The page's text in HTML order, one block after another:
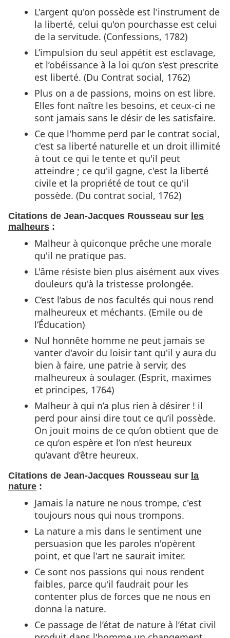
L'argent qu'on possède est l'instrument de
la liberté, celui qu'on pourchasse est celui
de la servitude. (Confessions, 1782)
L’impulsion du seul appétit est esclavage,
et l’obéissance à la loi qu’on s’est prescrite
est liberté. (Du Contrat social, 1762)
Plus on a de passions, moins on est libre.
Elles font naître les besoins, et ceux-ci ne
sont jamais sans le désir de les satisfaire.
Ce que l'homme perd par le contrat social,
c'est sa liberté naturelle et un droit illimité
à tout ce qui le tente et qu'il peut
atteindre ; ce qu'il gagne, c'est la liberté
civile et la propriété de tout ce qu'il
possède. (Du contrat social, 1762)
Citations de Jean-Jacques Rousseau sur les
malheurs :
Malheur à quiconque prêche une morale
qu'il ne pratique pas.
L'âme résiste bien plus aisément aux vives
douleurs qu'à la tristesse prolongée.
C‘est l‘abus de nos facultés qui nous rend
malheureux et méchants. (Emile ou de
l‘Éducation)
Nul honnête homme ne peut jamais se
vanter d'avoir du loisir tant qu'il y aura du
bien à faire, une patrie à servir, des
malheureux à soulager. (Esprit, maximes
et principes, 1764)
Malheur à qui n’a plus rien à désirer ! il
perd pour ainsi dire tout ce qu’il possède.
On jouit moins de ce qu’on obtient que de
ce qu’on espère et l’on n’est heureux
qu’avant d’être heureux.
Citations de Jean-Jacques Rousseau sur la
nature :
Jamais la nature ne nous trompe, c'est
toujours nous qui nous trompons.
La nature a mis dans le sentiment une
persuasion que les paroles n'opèrent
point, et que l'art ne saurait imiter.
Ce sont nos passions qui nous rendent
faibles, parce qu'il faudrait pour les
contenter plus de forces que ne nous en
donna la nature.
Ce passage de l’état de nature à l’état civil